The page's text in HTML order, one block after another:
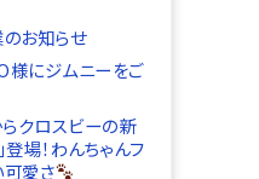
お知らせ
様にジムニーをご
クロスビーの新
登場！わんちゃんフ
可愛さ